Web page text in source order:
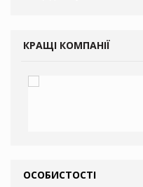
КРАЩІ КОМПАНІЇ
ОСОБИСТОСТІ